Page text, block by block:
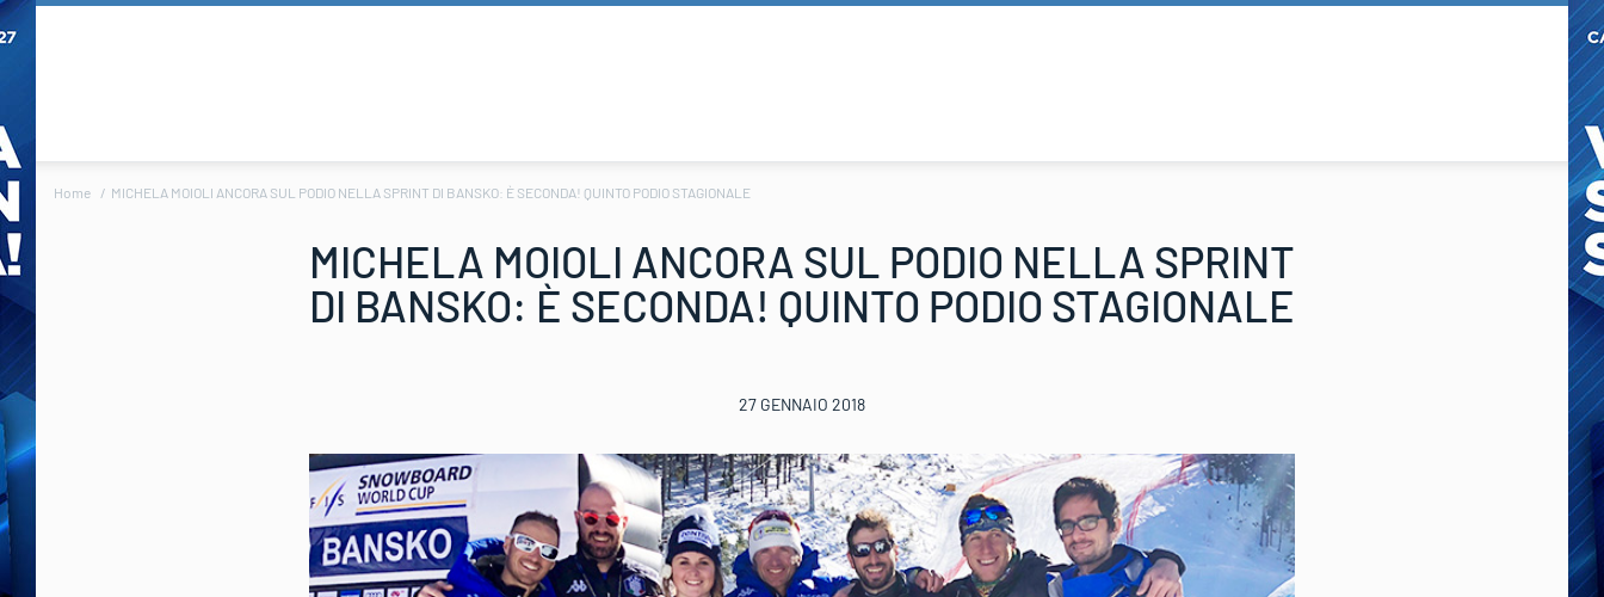
Home MICHELA MOIOLI ANCORA SUL PODIO NELLA SPRINT DI BANSKO: È SECONDA! QUINTO PODIO STAGIONALE
MICHELA MOIOLI ANCORA SUL PODIO NELLA SPRINT
DI BANSKO: È SECONDA! QUINTO PODIO STAGIONALE
27 GENNAIO 2018